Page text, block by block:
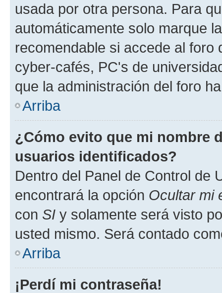
usada por otra persona. Para
automáticamente solo marque
recomendable si accede al foro
cyber-cafés, PC's de
que la administración del foro
Arriba
¿Cómo evito que mi nombre
usuarios identificados?
Dentro del Panel de Control de
encontrará la opción Ocultar mi
con SI y solamente será visto
usted mismo. Será contado
Arriba
¡Perdí mi contraseña!